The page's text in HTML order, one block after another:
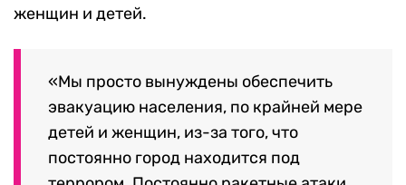
женщин и детей.
«Мы просто вынуждены обеспечить
эвакуацию населения, по крайней мере
детей и женщин, из-за того, что
постоянно город находится под